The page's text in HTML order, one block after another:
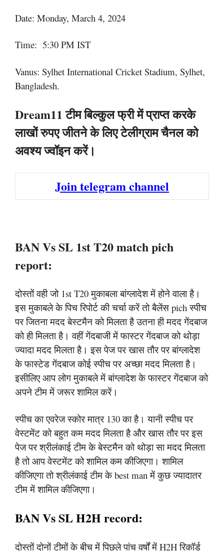
Date: Monday, March 4, 2024
Time: 5:30 PM IST
Vanus: Sylhet International Cricket Stadium, Sylhet,
Bangladesh.
Dream11 टीम बिल्कुल फ्री में प्राप्त करके
लाखों रुपए जीतने के लिए टेलीग्राम चैनल को
अवश्य ज्वॉइन करें।
Join telegram channel
BAN Vs SL 1st T20 match pich
report:
दोस्तों वही जो 1st T20 मुकाबला बांग्लादेश में होने वाला है।
इस मुकाबले के पिच रिपोर्ट की चर्चा करें तो बैलेंस pich स्पीच
पर जितना मदद बेस्टमैन को मिलता है उतना ही मदद गेंदबाज
को ही मिलता है। वहीं गेंदबाजी में फास्टर गेंदबाज को थोड़ा
ज्यादा मदद मिलता है। इस पेज पर खास तौर पर बांग्लादेश
के फास्टेड गेंदबाज कोई स्पीच पर अच्छा मदद मिलता है।
इसीलिए आप लोग मुकाबले में बांग्लादेश के फास्टर गेंदबाज को
अपने टीम में जरूर शामिल करें।
स्पीच का एवरेज स्कोर मात्र 130 का है। यानी स्पीच पर
वेस्टमेंट को बहुत कम मदद मिलता है और खास तौर पर इस
पेज पर श्रीलंकाई टीम के बेस्टमैन को थोड़ा सा मदद मिलता
है तो आप वेस्टमेंट को शामिल कम कीजिएगा। शामिल
कीजिएगा तो श्रीलंकाई टीम के best man में कुछ ज्यादातर
टीम में शामिल कीजिएगा।
BAN Vs SL H2H record:
दोस्तों दोनों टीमों के बीच में पिछले पांच वर्षों में H2H रिकॉर्ड